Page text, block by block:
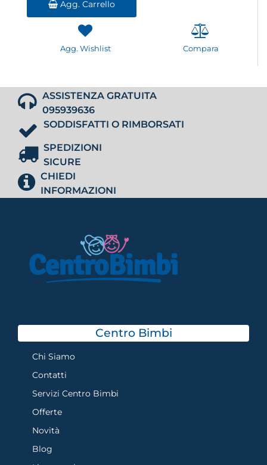
Agg. Carrello
Agg. Wishlist Compara
ASSISTENZA GRATUITA
095939636
SODDISFATTI O RIMBORSATI
SPEDIZIONI
SICURE
CHIEDI
INFORMAZIONI
Centro Bimbi
Chi Siamo
Contatti
Servizi Centro Bimbi
Offerte
Novità
Blog